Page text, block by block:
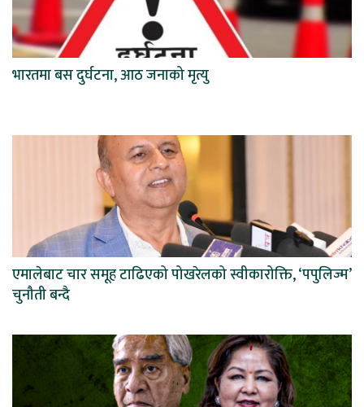
भारतमा बस दुर्घटना, आठ जनाको मृत्यु
एमालेबाट चार समूह टाढिएको पोखरेलको स्वीकारोक्ति, ‘पपुलिज्म’
चुनौती बन्दै